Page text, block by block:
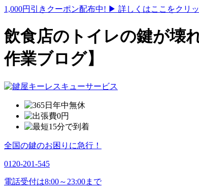
1,000円引きクーポン配布中! ▶ 詳しくはここをクリ
飲食店のトイレの鍵が壊
作業ブログ】
全国の鍵のお困りに急行！
0120-201-545
電話受付は8:00～23:00まで